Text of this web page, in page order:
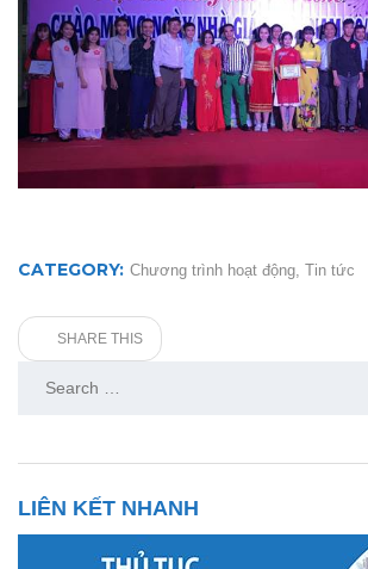
CATEGORY: Chương trình hoạt động, Tin tức
SHARE THIS
for:
LIÊN KẾT NHANH